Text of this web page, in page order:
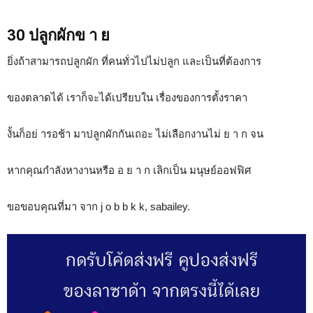
30 ปลูกผักข า ย
ยิ่งถ้าสามารถปลูกผัก ที่คนทั่วไปไม่ปลูก และเป็นที่ต้องการ
ของตลาดได้ เราก็จะได้เปรียบใน เรื่องของการตั้งราคา
งั้นก็อย่ ารอช้า มาปลูกผักกันเถอะ ไม่เลือกงานไม่ ย า ก จน
หากคุณกำลังหางานหรือ อ ย า ก เลิกเป็น มนุษย์ออฟฟิศ
ขอขอบคุณที่มา จาก j o b b k k, sabailey.